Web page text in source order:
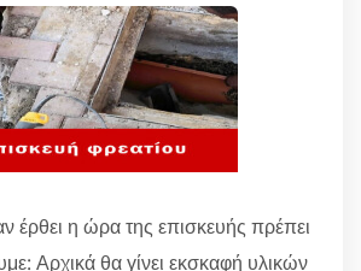
έρθει η ώρα της επισκευής πρέπει
Αρχικά θα γίνει εκσκαφή υλικών